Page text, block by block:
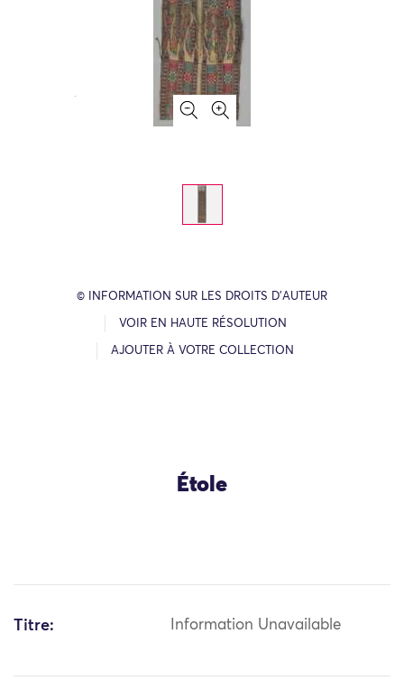
© INFORMATION SUR LES DROITS D’AUTEUR
VOIR EN HAUTE RÉSOLUTION
AJOUTER À VOTRE COLLECTION
Étole
Titre: Information Unavailable